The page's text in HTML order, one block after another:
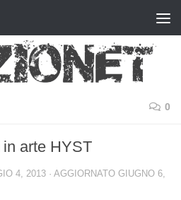
0
arte HYST
4, 2013 · AGGIORNATO GIUGNO 6,